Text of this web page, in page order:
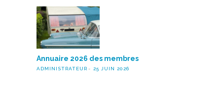
Annuaire 2026 des membres
ADMINISTRATEUR 25 JUIN 2026